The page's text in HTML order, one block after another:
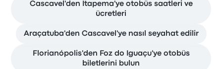
Cascavel'den Itapema'ye otobüs saatleri ve
ücretleri
Araçatuba'den Cascavel'ye nasıl seyahat edilir
Florianópolis'den Foz do Iguaçu'ye otobüs
biletlerini bulun